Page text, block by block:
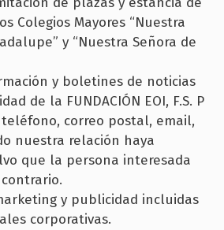
Colegios Mayores “Nuestra
y “Nuestra Señora de
y boletines de noticias
de la FUNDACIÓN EOI, F.S. P
teléfono, correo postal, email,
nuestra relación haya
que la persona interesada
y publicidad incluidas
corporativas.